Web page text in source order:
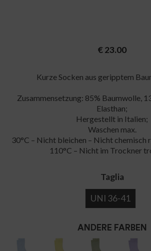
€23.00
Kurze Socken aus geripptem
Zusammensetzung: 85% Baumwolle,
Elasthan;
Hergestellt in Italien;
Waschen max.
30°C – Nicht bleichen – Nicht chemisch
110°C – Nicht im Trockner
Taglia
UNI 36-41
ANDERE FARBEN